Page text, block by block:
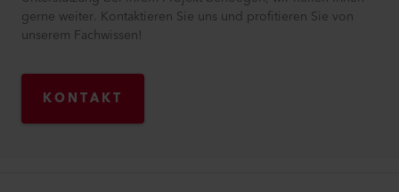
gerne weiter. Kontaktieren Sie uns und profitieren Sie von
unserem Fachwissen!
KONTAKT